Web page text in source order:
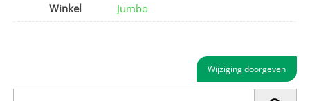
Winkel
Jumbo
Wijziging doorgeven